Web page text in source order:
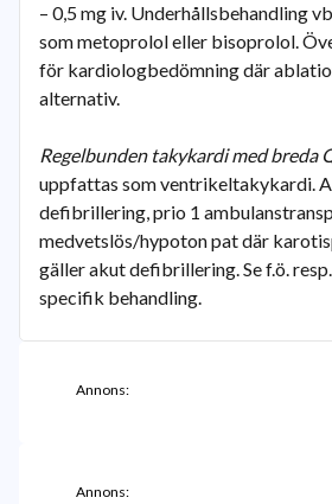
– 0,5 mg iv. Underhållsbehandling
som metoprolol eller bisoprolol.
för kardiologbedömning där
alternativ.
Regelbunden takykardi med breda
uppfattas som ventrikeltakykardi.
defibrillering, prio 1
medvetslös/hypoton pat där
gäller akut defibrillering. Se f.ö.
specifik behandling.
Annons:
Annons: